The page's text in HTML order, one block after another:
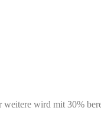
weitere wird mit 30%